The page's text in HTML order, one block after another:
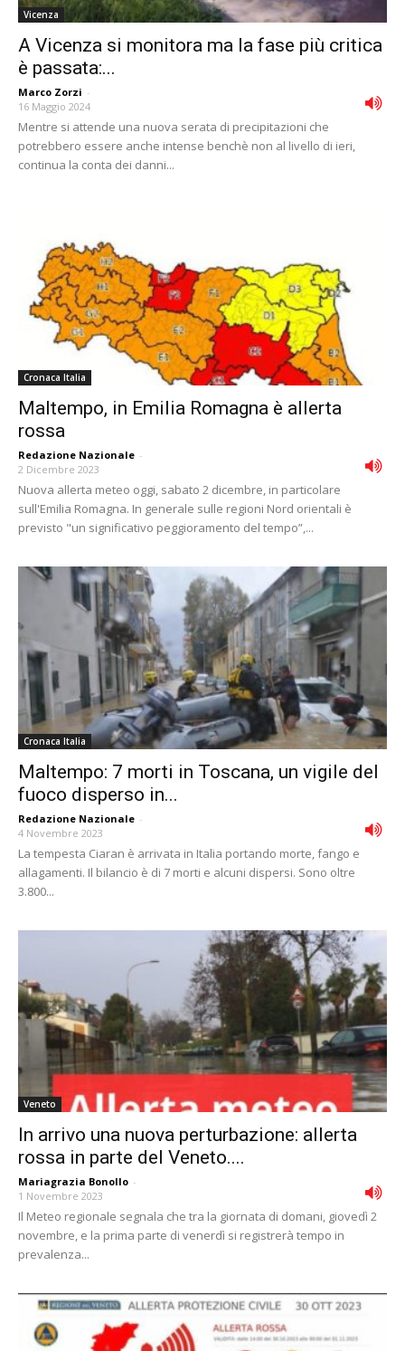
Vicenza
A Vicenza si monitora ma la fase più critica
è passata:...
Marco Zorzi -
16 Maggio 2024
Mentre si attende una nuova serata di precipitazioni che
potrebbero essere anche intense benchè non al livello di ieri,
continua la conta dei danni...
Cronaca Italia
Maltempo, in Emilia Romagna è allerta
rossa
Redazione Nazionale -
2 Dicembre 2023
Nuova allerta meteo oggi, sabato 2 dicembre, in particolare
sull'Emilia Romagna. In generale sulle regioni Nord orientali è
previsto "un significativo peggioramento del tempo”,...
Cronaca Italia
Maltempo: 7 morti in Toscana, un vigile del
fuoco disperso in...
Redazione Nazionale -
4 Novembre 2023
La tempesta Ciaran è arrivata in Italia portando morte, fango e
allagamenti. Il bilancio è di 7 morti e alcuni dispersi. Sono oltre
3.800...
Veneto
In arrivo una nuova perturbazione: allerta
rossa in parte del Veneto....
Mariagrazia Bonollo -
1 Novembre 2023
Il Meteo regionale segnala che tra la giornata di domani, giovedì 2
novembre, e la prima parte di venerdì si registrerà tempo in
prevalenza...